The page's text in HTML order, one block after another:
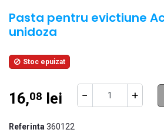
Pasta pentru evictiune
unidoza
 Stoc epuizat
16,08 lei − +
Referinta 360122